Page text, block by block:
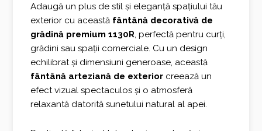
a
fost:
2.144,00 €.
este:
1.930,00 €.
Adaugă un plus de stil și eleganță spațiului tău
exterior cu această fântână decorativă de
grădină premium 1130R, perfectă pentru curți,
grădini sau spații comerciale. Cu un design
echilibrat și dimensiuni generoase, această
fântână arteziană de exterior creează un
efect vizual spectaculos și o atmosferă
relaxantă datorită sunetului natural al apei.